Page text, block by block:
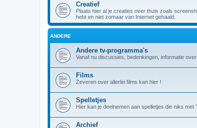
Creatief
Plaats hier al je creaties over thuis zoals
hebt en niet zomaar van Internet gehaald.
ANDERE
Andere tv-programma's
Vanaf nu discussies, bedenkingen, informatie
Films
Zeveren over allerlei films kan hier !
Spelletjes
Hier kan je deelnemen aan spelletjes die niks met
Archief